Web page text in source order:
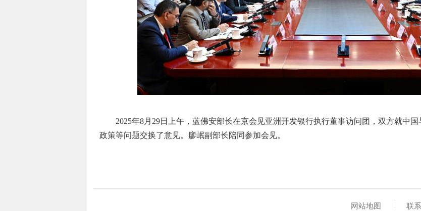
2025年8月29日上午，蓝佛安部长在京会见亚洲开发银行执行董事访问团，双方就中国
政策等问题交换了意见。廖岷副部长陪同参加会见。
网站地图 联